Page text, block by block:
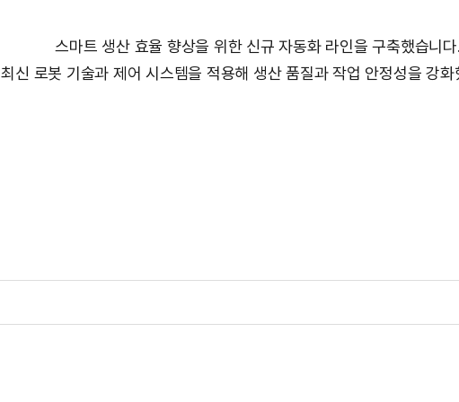
스마트 생산 효율 향상을 위한 신규 자동화 라인을 구축했습니다.
최신 로봇 기술과 제어 시스템을 적용해 생산 품질과 작업 안정성을 강화